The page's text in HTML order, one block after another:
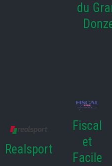
du
Realsport
Fiscal
et
Facile